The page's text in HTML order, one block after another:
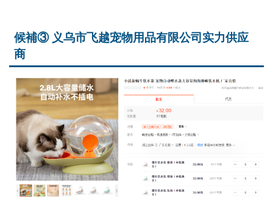
候補③ 义乌市飞越宠物用品有限公司实力供应
商